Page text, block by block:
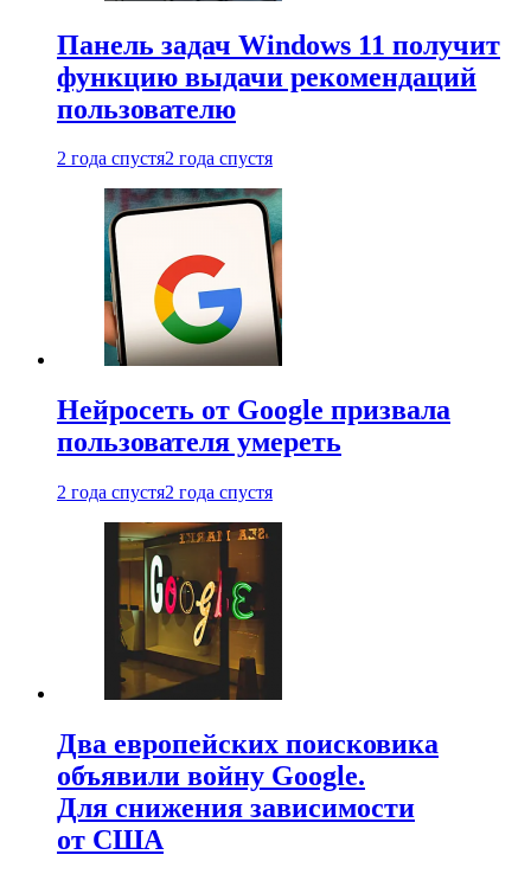
Панель задач Windows 11 получит
функцию выдачи рекомендаций
пользователю
2 года спустя2 года спустя
Нейросеть от Google призвала
пользователя умереть
2 года спустя2 года спустя
Два европейских поисковика
объявили войну Google.
Для снижения зависимости
от США